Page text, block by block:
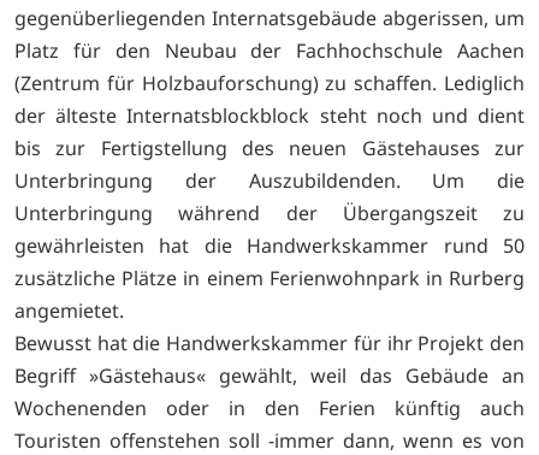
gegenüberliegenden Internatsgebäude abgerissen, um
Platz für den Neubau der Fachhochschule Aachen
(Zentrum für Holzbauforschung) zu schaffen. Lediglich
der älteste Internatsblockblock steht noch und dient
bis zur Fertigstellung des neuen Gästehauses zur
Unterbringung der Auszubildenden. Um die
Unterbringung während der Übergangszeit zu
gewährleisten hat die Handwerkskammer rund 50
zusätzliche Plätze in einem Ferienwohnpark in Rurberg
angemietet.
Bewusst hat die Handwerkskammer für ihr Projekt den
Begriff »Gästehaus« gewählt, weil das Gebäude an
Wochenenden oder in den Ferien künftig auch
Touristen offenstehen soll -immer dann, wenn es von